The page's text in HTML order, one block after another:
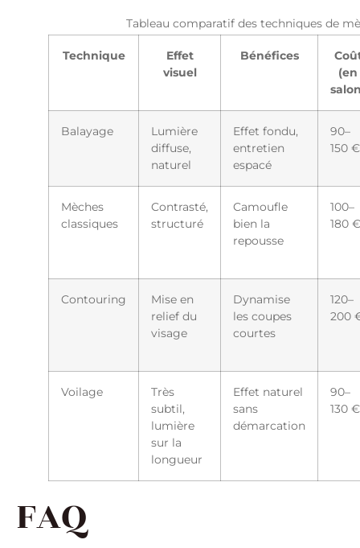
Tableau comparatif des techniques de
Technique
Effet
visuel
Bénéfices
(en
Balayage
Lumière
diffuse,
naturel
Effet fondu,
entretien
espacé
90–
150 €
Mèches
classiques
Contrasté,
structuré
Camoufle
bien la
repousse
100–
180 €
Contouring
Mise en
relief du
visage
Dynamise
les coupes
courtes
120–
200
Voilage
Très
subtil,
lumière
sur la
longueur
Effet naturel
sans
démarcation
90–
130 €
FAQ